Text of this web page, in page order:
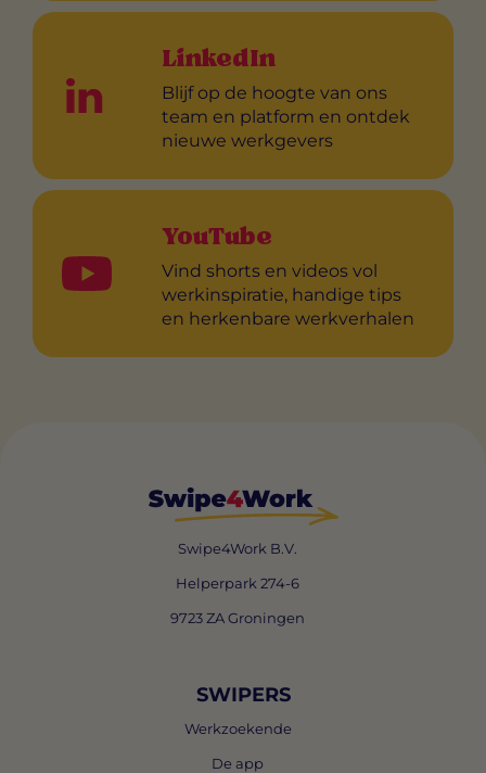
LinkedIn
Blijf op de hoogte van ons
team en platform en ontdek
nieuwe werkgevers
YouTube
Vind shorts en videos vol
werkinspiratie, handige tips
en herkenbare werkverhalen
Swipe4Work B.V.
Helperpark 274-6
9723 ZA Groningen
SWIPERS
Werkzoekende
De app